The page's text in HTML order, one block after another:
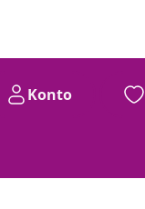
Konto